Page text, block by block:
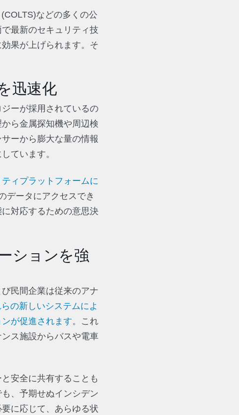
などの多くの公
最新のセキュリティ技
果が上げられます。そ
迅速化
ーが採用されているの
ら金属探知機や周辺検
ーから膨大な量の情報
ています。
ィプラットフォームに
データにアクセスでき
対応するための意思決
ションを強
民間企業は従来のアナ
らの新しいシステムによ
が促進されます。これ
ス施設からバスや電車
安全に共有することも
、予期せぬインシデン
に応じて、あらゆる状